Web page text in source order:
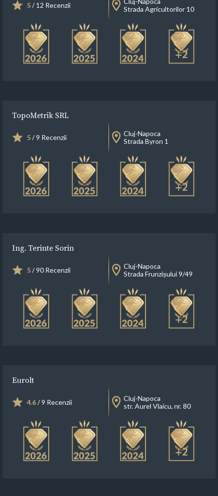
5/ 12 Recenzii
Strada Agricultorilor 10
+2
TopoMetrik SRL
5/ 9 Recenzii
Cluj-Napoca
Strada Byron 1
+2
Ing. Terinte Sorin
5/ 90 Recenzii
Cluj-Napoca
Strada Frunzișului 9/49
+2
Eurolt
4.6/ 9 Recenzii
Cluj-Napoca
str. Aurel Vlaicu, nr. 80
+2